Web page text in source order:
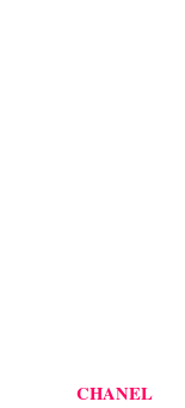
CHANEL